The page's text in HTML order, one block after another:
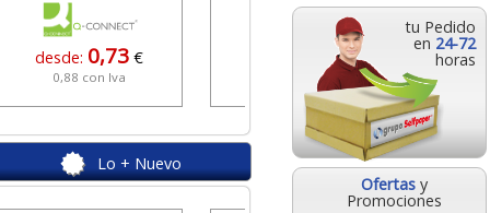
tu Pedido
en 24-72
horas
Ofertas y
Promociones
desde: 0,73 €
0,88 con Iva
1,95 €
2,36 con Iva
Lo + Nuevo